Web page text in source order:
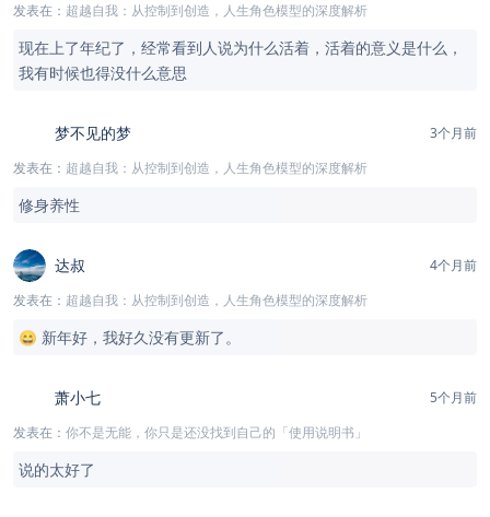
发表在： 超越自我：从控制到创造，人生角色模型的深度解析
现在上了年纪了，经常看到人说为什么活着，活着的意义是什么，
我有时候也得没什么意思
梦不见的梦
3个月前
发表在： 超越自我：从控制到创造，人生角色模型的深度解析
修身养性
达叔
4个月前
发表在： 超越自我：从控制到创造，人生角色模型的深度解析
😄 新年好，我好久没有更新了。
萧小七
5个月前
发表在： 你不是无能，你只是还没找到自己的「使用说明书」
说的太好了